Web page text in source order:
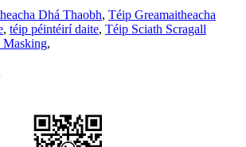
Dhá Thaobh, Téip Greamaitheacha
, téip péintéirí daite, Téip Sciath Scragall
Masking,